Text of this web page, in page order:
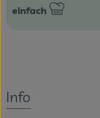
Schwierigkeit:
einfach
Info